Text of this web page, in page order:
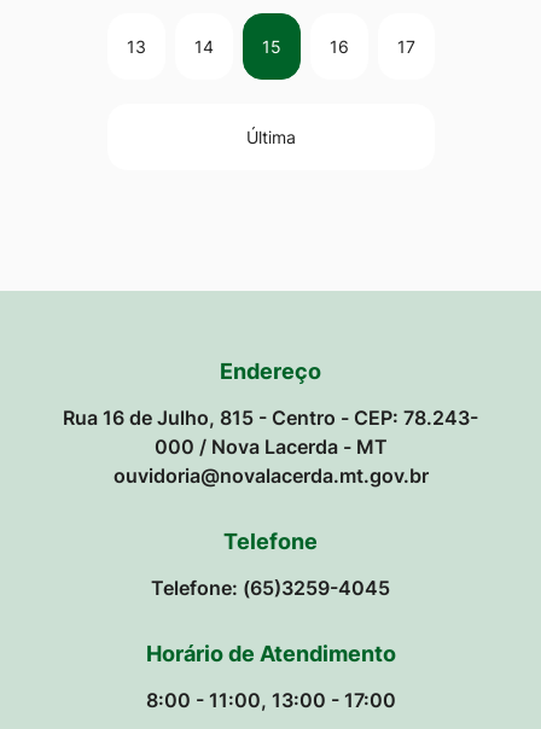
13 14 15 16 17
Última
Endereço
Rua 16 de Julho, 815 - Centro - CEP: 78.243-
000 / Nova Lacerda - MT
ouvidoria@novalacerda.mt.gov.br
Telefone
Telefone: (65)3259-4045
Horário de Atendimento
8:00 - 11:00, 13:00 - 17:00